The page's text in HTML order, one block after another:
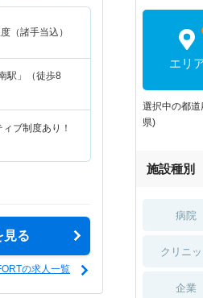
（諸手当込）
駅」（徒歩8
ブ制度あり！
見る
の求人一覧
エリ
選択中の都道
県)
施設種別
病院
クリニッ
企業